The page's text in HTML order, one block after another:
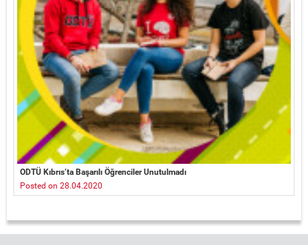
ODTÜ Kıbrıs’ta Başarılı Öğrenciler Unutulmadı
Posted on 28.04.2020